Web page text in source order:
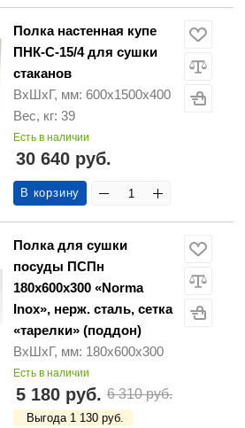
Полка настенная купе
ПНК-С-15/4 для сушки
стаканов
ВхШхГ, мм: 600х1500х400
Вес, кг: 39
Есть в наличии
30 640 руб.
В корзину
Полка для сушки
посуды ПСПн
180х600х300 «Norma
Inox», нерж. сталь, сетка
«тарелки» (поддон)
ВхШхГ, мм: 180х600х300
Есть в наличии
5 180 руб. 6 310 руб.
Выгода 1 130 руб.